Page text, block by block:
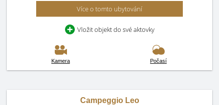
Více o tomto ubytování
Vložit objekt do své aktovky
Kamera Počasí
Campeggio Leo